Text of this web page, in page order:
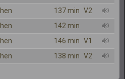
137 min V2
142 min
146 min V1
138 min V2